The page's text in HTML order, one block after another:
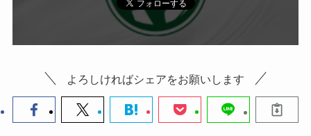
よろしければシェアをお願いします